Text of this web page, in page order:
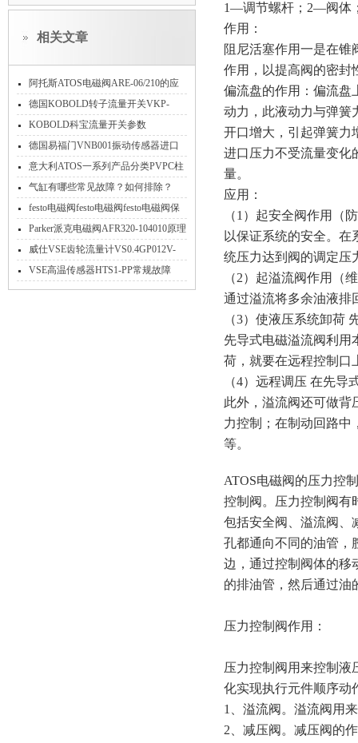
相关文章
阿托斯ATOS电磁阀ARE-06/210的应
用
德国KOBOLD转子流量开关VKP-
2075R25S功能范围工作原理
KOBOLD科宝流量开关参数
德国易福门VNB001振动传感器进口
相关技术信息指南
意大利ATOS一系列产品分类PVPC柱
塞泵HMP/HM/KM溢流阀
气缸有哪些常见故障？如何排除？
festo电磁阀festo电磁阀festo电磁阀保
养费斯托电磁阀适用环境等介绍
Parker派克电磁阀AFR320-104010原理
威仕VSE齿轮流量计VS0.4GP012V-
32N11/X工作原理
VSE高温传感器HTS1-PP常规故障
1—调节螺杆；2—阀体
作用：
阻尼活塞作用一是在锥
作用，以提高阀的密封
偏流盘的作用：偏流盘
动力，此液动力与弹簧
开口增大，引起弹簧力
进口压力不受流量变化
量。
应用：
（1）起安全阀作用（
以保证系统的安全。
统压力达到阀的调定压
（2）起溢流阀作用（
通过溢流将多余油液排
（3）使液压系统卸荷
先导式电磁溢流阀利用
荷，就要在远程控制口
（4）远程调压 在先
此外，溢流阀还可做背
力控制；在制动回路中
等。
ATOS电磁阀的压力控
控制阀。压力控制阀有
包括安全阀、溢流阀、
孔都通向不同的油管，
边，通过控制阀体的移
的排油管，然后通过油
压力控制阀作用：
压力控制阀用来控制液
化实现执行元件顺序动
1、溢流阀。溢流阀用
2、减压阀。减压阀的